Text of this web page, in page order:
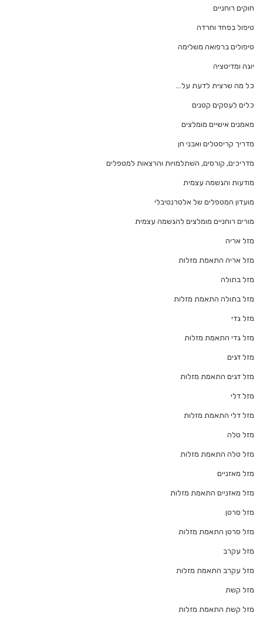
חוקים רוחניים
טיפול בפחד וחרדה
טיפולים ברפואה משלימה
יוגה ומדיטציה
כל מה שרצית לדעת על…
כלים לעסקים קטנים
מאמנים אישיים מומלצים
מדריך קריסטלים ואבני חן
מדריכים, קורסים, השתלמויות והרצאות למטפלים
מודעות והגשמה עצמית
מועדון המטפלים של אלטרנטיבלי
מורים רוחניים מומלצים להגשמה עצמית
מזל אריה
מזל אריה התאמת מזלות
מזל בתולה
מזל בתולה התאמת מזלות
מזל גדי
מזל גדי התאמת מזלות
מזל דגים
מזל דגים התאמת מזלות
מזל דלי
מזל דלי התאמת מזלות
מזל טלה
מזל טלה התאמת מזלות
מזל מאזניים
מזל מאזניים התאמת מזלות
מזל סרטן
מזל סרטן התאמת מזלות
מזל עקרב
מזל עקרב התאמת מזלות
מזל קשת
מזל קשת התאמת מזלות